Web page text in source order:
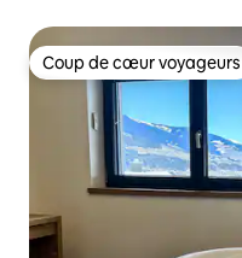
Coup de cœur voyageurs
Coup de cœur voyageurs